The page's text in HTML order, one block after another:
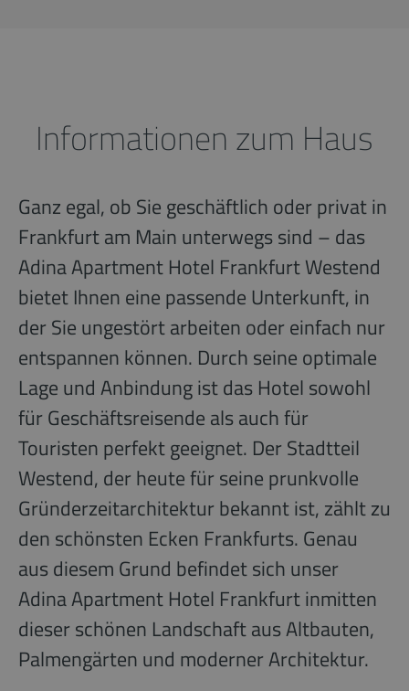
Informationen zum Haus
Ganz egal, ob Sie geschäftlich oder privat in
Frankfurt am Main unterwegs sind – das
Adina Apartment Hotel Frankfurt Westend
bietet Ihnen eine passende Unterkunft, in
der Sie ungestört arbeiten oder einfach nur
entspannen können. Durch seine optimale
Lage und Anbindung ist das Hotel sowohl
für Geschäftsreisende als auch für
Touristen perfekt geeignet. Der Stadtteil
Westend, der heute für seine prunkvolle
Gründerzeitarchitektur bekannt ist, zählt zu
den schönsten Ecken Frankfurts. Genau
aus diesem Grund befindet sich unser
Adina Apartment Hotel Frankfurt inmitten
dieser schönen Landschaft aus Altbauten,
Palmengärten und moderner Architektur.